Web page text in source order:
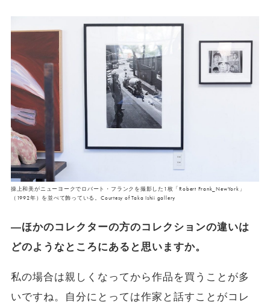
操上和美がニューヨークでロバート・フランクを撮影した1枚「Robert Frank_NewYork」
（1992年）を並べて飾っている。Courtesy of Taka Ishii gallery
―ほかのコレクターの方のコレクションの違いは
どのようなところにあると思いますか。
私の場合は親しくなってから作品を買うことが多
いですね。自分にとっては作家と話すことがコレ